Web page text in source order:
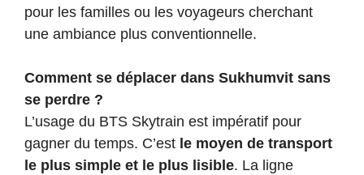
pour les familles ou les voyageurs cherchant
une ambiance plus conventionnelle.
Comment se déplacer dans Sukhumvit sans
se perdre ?
L’usage du BTS Skytrain est impératif pour
gagner du temps. C’est le moyen de transport
le plus simple et le plus lisible. La ligne